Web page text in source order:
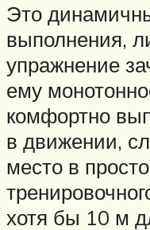
Это
выполнения,
упражнение
ему
комфортно
в движении,
место в
хотя бы 10 м